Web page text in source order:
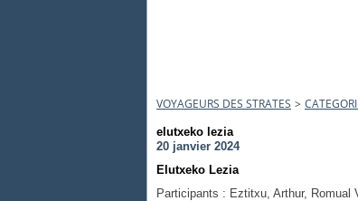
VOYAGEURS DES STRATES >
elutxeko lezia
20 janvier 2024
Elutxeko Lezia
Participants : Eztitxu, Arthur,